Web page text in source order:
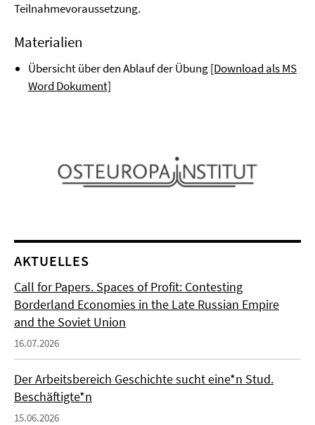
Teilnahmevoraussetzung.
Materialien
Übersicht über den Ablauf der Übung[Download als MS
Word Dokument]
AKTUELLES
Call for Papers. Spaces of Profit: Contesting
Borderland Economies in the Late Russian Empire
and the Soviet Union
16.07.2026
Der Arbeitsbereich Geschichte sucht eine*n Stud.
Beschäftigte*n
15.06.2026